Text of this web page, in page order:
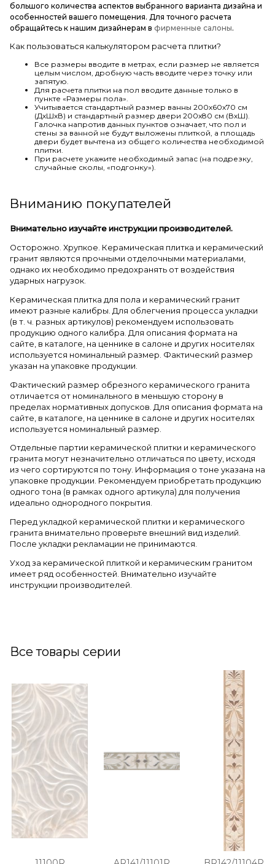
большого количества аспектов выбранного варианта дизайна и
особенностей вашего помещения. Для точного расчета
обращайтесь к нашим дизайнерам в фирменные салоны.
Как пользоваться калькулятором расчета плитки?
Все размеры вводите в метрах, если размер не является
целым числом, дробную часть вводите через точку или
запятую.
Для расчета плитки на пол вводите данные только в
пункте «Размеры пола».
Учитывается стандартный размер ванны 200х60х70 см
(ДхШхВ) и стандартный размер двери 200х80 см (ВхШ).
Галочка напротив данных пунктов означает, что пол и
стены за ванной не будут выложены плиткой, а площадь
двери будет вычтена из общего количества необходимой
плитки.
При расчете укажите необходимый запас (на подрезку,
случайные сколы, «подгонку»).
Вниманию покупателей
Внимательно изучайте инструкции производителей.
Осторожно. Хрупкое. Керамическая плитка и керамический
гранит являются прочными отделочными материалами,
однако их необходимо предохранять от воздействия
ударных нагрузок.
Керамическая плитка для пола и керамический гранит
имеют разные калибры. Для облегчения процесса укладки
(в т. ч. разных артикулов) рекомендуем использовать
продукцию одного калибра. Для описания формата на
сайте, в каталоге, на ценнике в салоне и других носителях
используется номинальный размер. Фактический размер
указан на упаковке продукции.
Фактический размер обрезного керамического гранита
отличается от номинального в меньшую сторону в
пределах нормативных допусков. Для описания формата на
сайте, в каталоге, на ценнике в салоне и других носителях
используется номинальный размер.
Отдельные партии керамической плитки и керамического
гранита могут незначительно отличаться по цвету, исходя
из чего сортируются по тону. Информация о тоне указана на
упаковке продукции. Рекомендуем приобретать продукцию
одного тона (в рамках одного артикула) для получения
идеально однородного покрытия.
Перед укладкой керамической плитки и керамического
гранита внимательно проверьте внешний вид изделий.
После укладки рекламации не принимаются.
Уход за керамической плиткой и керамическим гранитом
имеет ряд особенностей. Внимательно изучайте
инструкции производителей.
Все товары серии